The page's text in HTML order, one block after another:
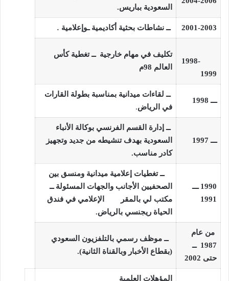
السعودية بباريس.
2001-2003 ــ نشاطات بحثية أكاديمية ـوإعلامية .
1998-
1999
تكليف في مهام خارجية ــ تغطية كأس
العالم 98م
ـــ 1998
ــ لقاءات ميدانية بمناسبة بطولة القارات
في الرياض.
ـــ 1997
ــ إدارة القسم الفرنسي بوكالة الأنباء
السعودية بهدف تنشيطه من جديد وتجهيز
كادر مناسب.
1990 ـــ
1991
ــ تغطيات إعلامية ميدانية ومنسق بين
الصحفيين الأجانب والجهات المسئولة ــ
مكتب لي بالمقر
الإعلامي في فندق
الحياة ريجنسي بالرياض.
من عام
1987 ــ
حتى 2002
ــ موظف رسمي بالتلفزيون السعودي
(بقطاع الأخبار وبالقناة الثانية).
المؤهلات العلمية